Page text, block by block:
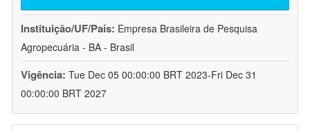
Instituição/UF/País: Empresa Brasileira de Pesquisa
Agropecuária - BA - Brasil
Vigência: Tue Dec 05 00:00:00 BRT 2023-Fri Dec 31
00:00:00 BRT 2027